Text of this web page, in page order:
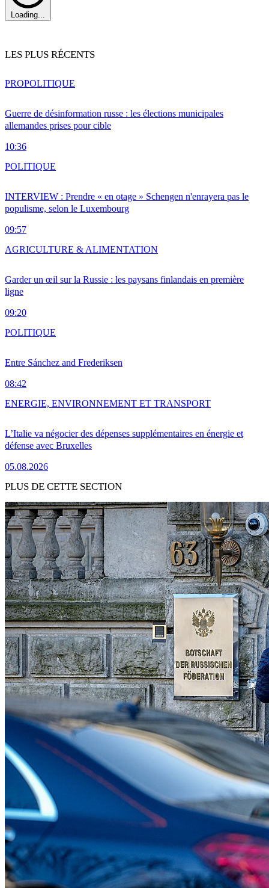
Loading...
LES PLUS RÉCENTS
Guerre de désinformation russe : les élections municipales
allemandes prises pour cible
10:36
PROPOLITIQUE
INTERVIEW : Prendre « en otage » Schengen n'enrayera pas le
populisme, selon le Luxembourg
09:57
POLITIQUE
Garder un œil sur la Russie : les paysans finlandais en première
ligne
09:20
AGRICULTURE & ALIMENTATION
Entre Sánchez and Frederiksen
08:42
POLITIQUE
L’Italie va négocier des dépenses supplémentaires en énergie et
défense avec Bruxelles
05.08.2026
ENERGIE, ENVIRONNEMENT ET TRANSPORT
PLUS DE CETTE SECTION